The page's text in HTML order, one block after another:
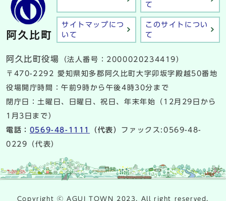
て
サイトマップにつ
いて
このサイトについ
て
阿久比町役場
（法人番号：2000020234419）
〒470-2292 愛知県知多郡阿久比町大字卯坂字殿越50番地
役場開庁時間：午前9時から午後4時30分まで
閉庁日：土曜日、日曜日、祝日、年末年始（12月29日から
1月3日まで）
電話： 0569-48-1111 （代表） ファックス:0569-48-
0229（代表）
Copyright ⓒ AGUI TOWN 2023. All right reserved.